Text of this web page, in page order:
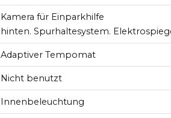
Kamera für Einparkhilfe
hinten. Spurhaltesystem.
Adaptiver Tempomat
Nicht benutzt
Innenbeleuchtung